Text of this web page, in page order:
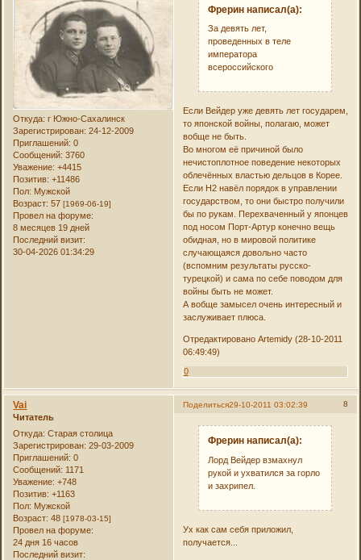
Откуда: г Южно-Сахалинск
Зарегистрирован: 24-12-2009
Приглашений: 0
Сообщений: 3760
Уважение: +4415
Позитив: +11486
Пол: Мужской
Возраст: 57[1969-06-19]
Провел на форуме:
8 месяцев 19 дней
Последний визит:
30-04-2026 01:34:29
Фрерин написал(а):
За девять лет,
проведенных в теле
императора
всероссийского
Если Вейдер уже девять лет государем,
то японской войны, полагаю, может
вобще не быть.
Во многом её причиной было
нечистоплотное поведение некоторых
облечённых властью дельцов в Корее.
Если Н2 навёл порядок в управлении
государством, то они быстро получили
бы по рукам. Перехваченный у японцев
под носом Порт-Артур конечно вещь
обидная, но в мировой политике
случающаяся довольно часто
(вспомним результаты русско-
турецкой) и сама по себе поводом для
войны быть не может.
А вобще замысел очень интересный и
заслуживает плюса.
Отредактировано Artemidy (28-10-2011
06:49:49)
0
Поделиться 8
29-10-2011 03:02:39
Vai
Читатель
Откуда: Старая столица
Зарегистрирован: 29-03-2009
Приглашений: 0
Сообщений: 1171
Уважение: +748
Позитив: +1163
Пол: Мужской
Возраст: 48[1978-03-15]
Провел на форуме:
24 дня 16 часов
Последний визит:
Фрерин написал(а):
Лорд Вейдер взмахнул
рукой и ухватился за горло
и захрипел.
Ух как сам себя приложил,
получается...